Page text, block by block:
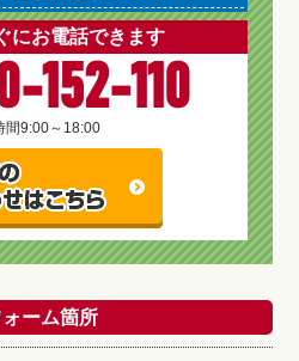
にお電話できます
152-110
間9:00～18:00
ォーム箇所